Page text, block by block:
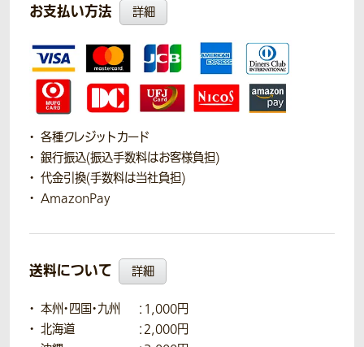
お支払い方法 詳細
各種クレジットカード
銀行振込(振込手数料はお客様負担)
代金引換(手数料は当社負担)
AmazonPay
送料について 詳細
本州・四国・九州
：1,000円
北海道
：2,000円